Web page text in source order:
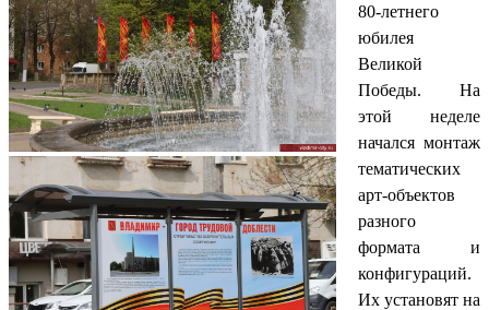
80-летнего
юбилея
Великой
Победы. На
этой неделе
начался монтаж
тематических
арт-объектов
разного
формата и
конфигураций.
Их установят на